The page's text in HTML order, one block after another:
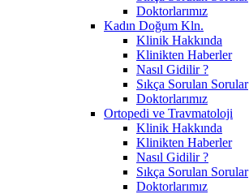
Doktorlarımız
Kadın Doğum Kln.
Klinik Hakkında
Klinikten Haberler
Nasıl Gidilir ?
Sıkça Sorulan Sorular
Doktorlarımız
Ortopedi ve Travmatoloji
Klinik Hakkında
Klinikten Haberler
Nasıl Gidilir ?
Sıkça Sorulan Sorular
Doktorlarımız